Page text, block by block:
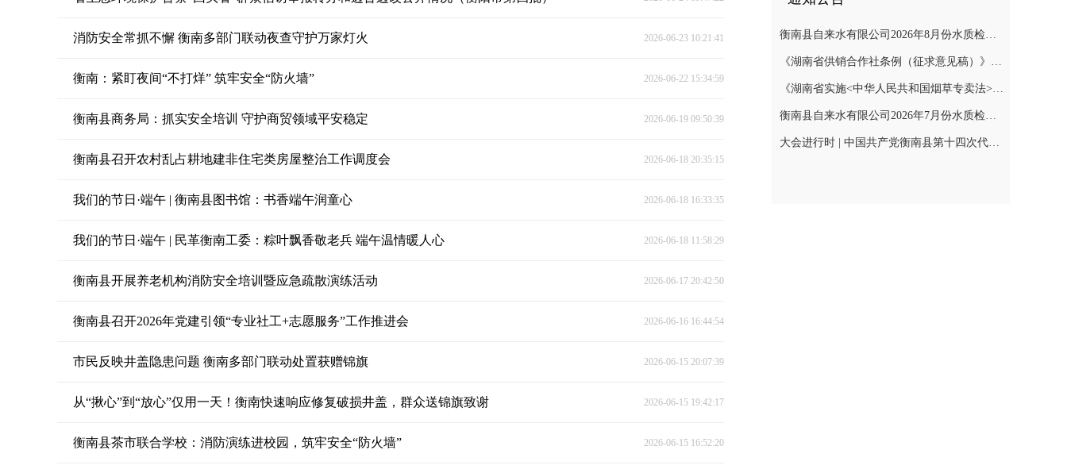
消防安全常抓不懈 衡南多部门联动夜查守护万家灯火 2026-06-23 10:21:41
衡南：紧盯夜间“不打烊” 筑牢安全“防火墙” 2026-06-22 15:34:59
衡南县商务局：抓实安全培训 守护商贸领域平安稳定 2026-06-19 09:50:39
衡南县召开农村乱占耕地建非住宅类房屋整治工作调度会 2026-06-18 20:35:15
我们的节日·端午 | 衡南县图书馆：书香端午润童心 2026-06-18 16:33:35
我们的节日·端午 | 民革衡南工委：粽叶飘香敬老兵 端午温情暖人心 2026-06-18 11:58:29
衡南县开展养老机构消防安全培训暨应急疏散演练活动 2026-06-17 20:42:50
衡南县召开2026年党建引领“专业社工+志愿服务”工作推进会 2026-06-16 16:44:54
市民反映井盖隐患问题 衡南多部门联动处置获赠锦旗 2026-06-15 20:07:39
从“揪心”到“放心”仅用一天！衡南快速响应修复破损井盖，群众送锦旗致谢 2026-06-15 19:42:17
衡南县茶市联合学校：消防演练进校园，筑牢安全“防火墙” 2026-06-15 16:52:20
衡南县自来水有限公司2026年8月份水质检测报告
《湖南省供销合作社条例（征求意见稿）》公开征集意见
《湖南省实施<中华人民共和国烟草专卖法>若干规定（征求意见稿）》公开征集意见
衡南县自来水有限公司2026年7月份水质检测报告公示
大会进行时 | 中国共产党衡南县第十四次代表大会召开预备会议第二阶段会议